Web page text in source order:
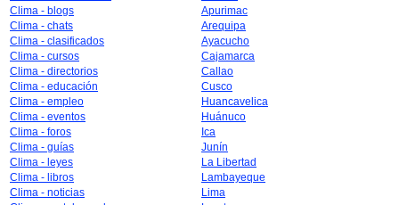
Clima - blogs
Clima - chats
Clima - clasificados
Clima - cursos
Clima - directorios
Clima - educación
Clima - empleo
Clima - eventos
Clima - foros
Clima - guías
Clima - leyes
Clima - libros
Clima - noticias
Apurimac
Arequipa
Ayacucho
Cajamarca
Callao
Cusco
Huancavelica
Huánuco
Ica
Junín
La Libertad
Lambayeque
Lima